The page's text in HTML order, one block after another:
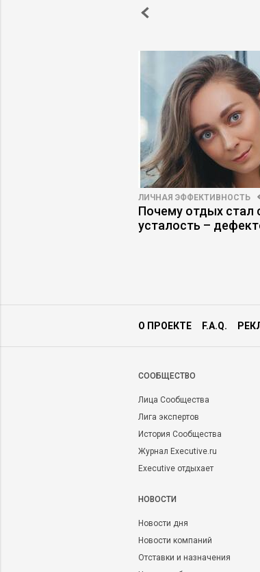
ЛИЧНАЯ ЭФФЕКТИВНОСТЬ
Почему отдых стал
усталость –
О ПРОЕКТЕ F.A.Q.
CООБЩЕСТВО
Лица Сообщества
Лига экспертов
История Сообщества
Журнал Executive.ru
Executive отдыхает
НОВОСТИ
Новости дня
Новости компаний
Отставки и назначения